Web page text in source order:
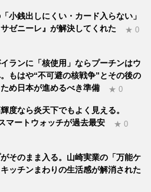
小銭出しにくい・カード入らない」
ゼニーレ』が解決してくれた
★ 0
イランに「核使用」ならプーチンはウ
もはや“不可避の核戦争”とその後の
め日本が進めるべき準備
★ 0
度なら炎天下でもよく見える。
マートウォッチが過去最安
★ 0
そのまま入る。山崎実業の「万能ケ
ッチンまわりの生活感が解消された